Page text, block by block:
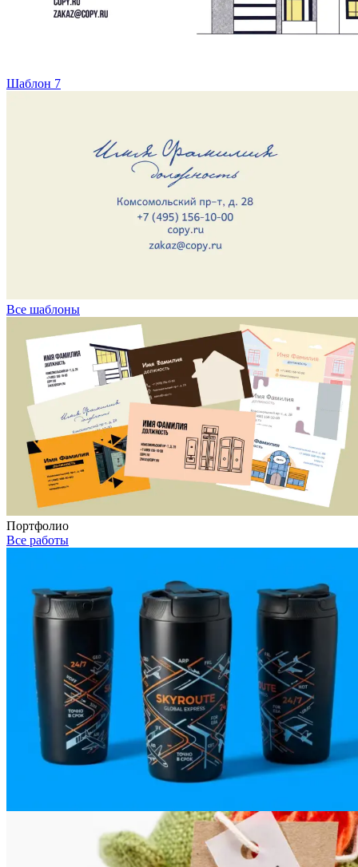
Шаблон 7
Все шаблоны
Портфолио
Все работы